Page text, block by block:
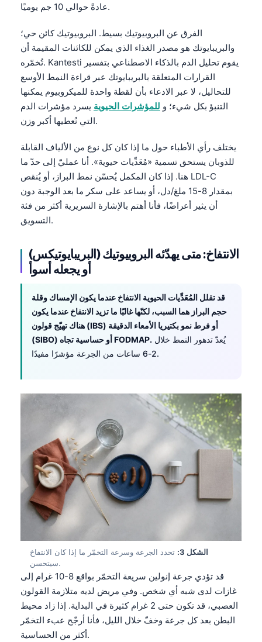
عادةً حوالي 10 جم يوميًا.
الفرق عن البروبيوتيك بسيط. البروبيوتيك كائن حي؛
والبريبايوتك هو مصدر الغذاء الذي يمكن للكائنات المقيمة أن
تُخمّره. Kantesti يقوم تحليل الدم بالذكاء الاصطناعي بتفسير
القرارات المتعلقة بالبريبايوتك عبر قراءة النمط الأوسع
للتحاليل، لا عبر الادعاء بأن لقطة واحدة للميكروبيوم يمكنها
التنبؤ بكل شيء؛ و للمؤشرات الحيوية يسرد مؤشرات الدم
التي نُعطيها أكبر وزن.
يختلف رأي الأطباء حول ما إذا كان كل نوع من الألياف القابلة
للذوبان يستحق تسمية «مُعَدِّيات حيوية». أنا عمليّ إلى حدّ ما
هنا. إذا كان المكمل يُحسّن نمط البراز، أو يُنقص LDL-C
بمقدار 8-15 ملغ/دل، أو يساعد على سكر ما بعد الوجبة دون
أن يثير أعراضًا، فأنا أهتم بالإشارة السريرية أكثر من فئة
التسويق.
الانتفاخ: متى يهدّئه البروبيوتيك (البريبايوتيكس)
أو يجعله أسوأ
قد تقلل المُعَدِّيات الحيوية الانتفاخ عندما يكون الإمساك وقلة
حجم البراز هما السبب، لكنّها غالبًا ما تزيد الانتفاخ عندما يكون
هناك تهيّج قولون (IBS) أو فرط نمو بكتيريا الأمعاء الدقيقة
(SIBO) أو حساسية تجاه FODMAP.
2-6 ساعات من الجرعة مؤشرًا مفيدًا.
الشكل 3:
تحدد الجرعة وسرعة التخمّر ما إذا كان الانتفاخ
سيتحسن.
قد تؤدي جرعة إنولين سريعة التخمّر بواقع 8-10 غرام إلى
غازات لدى شبه أي شخص. وفي مريض لديه متلازمة القولون
العصبي، قد تكون حتى 2 غرام كثيرة في البداية. إذا زاد محيط
البطن بعد كل جرعة وخفّ خلال الليل، فأنا أرجّح عبء التخمّر
أكثر من الحساسية.